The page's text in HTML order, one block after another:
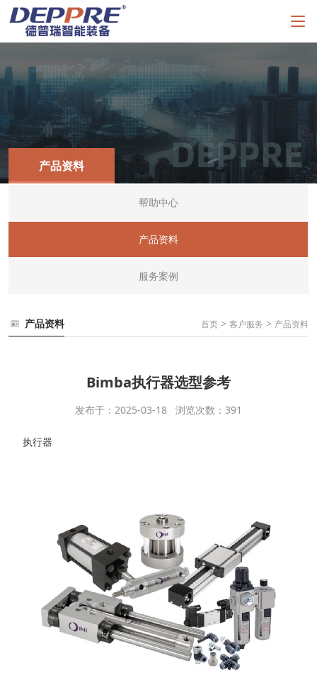
产品资料
帮助中心
产品资料
服务案例
产品资料 首页 > 客户服务 > 产品资料
Bimba执行器选型参考
发布于：2025-03-18 浏览次数：391
执行器